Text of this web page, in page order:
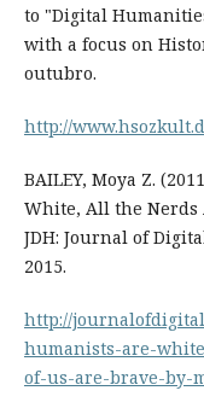
to "Digital
with a focus on
outubro.
http://
BAILEY, Moya Z.
White, All the Nerds
JDH: Journal of
2015.
http://
humanists-are-
of-us-are-brave-by-